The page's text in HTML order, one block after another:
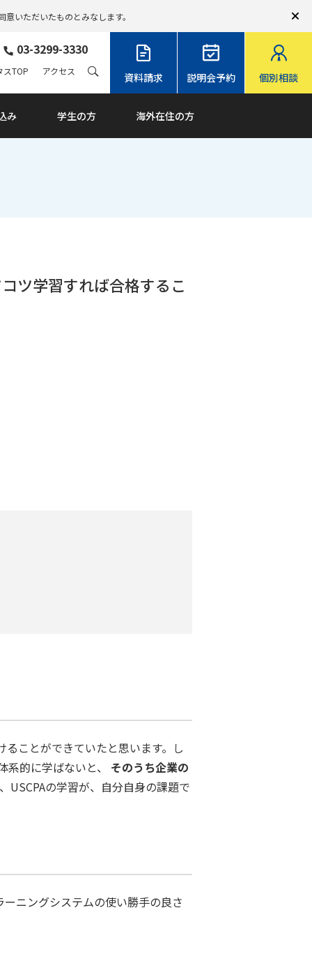
意いただいたものとみなします。
資料請求 説明会予約 個別相談
03-3299-3330
み 学生の方 海外在住の方
スTOP アクセス
ツ学習すれば合格するこ
ことができていたと思います。し
的に学ばないと、
そのうち企業の
USCPAの学習が、自分自身の課題で
ニングシステムの使い勝手の良さ